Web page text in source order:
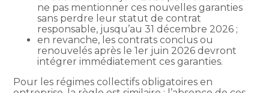
ne pas mentionner ces nouvelles garanties
sans perdre leur statut de contrat
responsable, jusqu’au 31 décembre 2026 ;
en revanche, les contrats conclus ou
renouvelés après le 1er juin 2026 devront
intégrer immédiatement ces garanties.
Pour les régimes collectifs obligatoires en